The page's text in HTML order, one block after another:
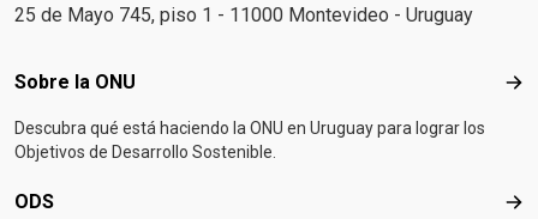
25 de Mayo 745, piso 1 - 11000 Montevideo - Uruguay
Footer menu
Sobre la ONU
Descubra qué está haciendo la ONU en Uruguay para lograr los
Objetivos de Desarrollo Sostenible.
ODS